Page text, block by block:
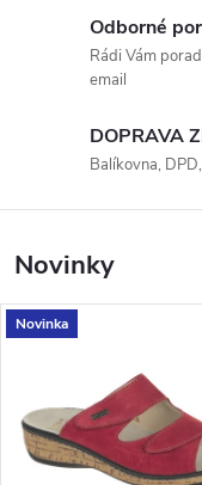
v
Š
t
ě
p
Odborné
Rádi Vám
email
DOPRAVA
Balíkovna,
Novinky
Novinka